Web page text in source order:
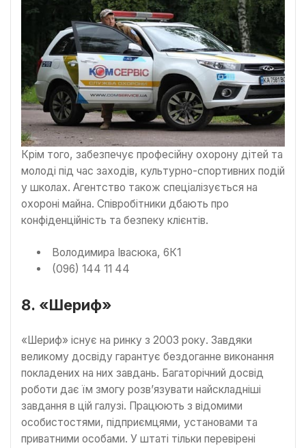
Крім того, забезпечує професійну охорону дітей та
молоді під час заходів, культурно-спортивних подій
у школах. Агентство також спеціалізується на
охороні майна. Співробітники дбають про
конфіденційність та безпеку клієнтів.
Володимира Івасюка, 6К1
(096) 144 11 44
8. «Шериф»
«Шериф» існує на ринку з 2003 року. Завдяки
великому досвіду гарантує бездоганне виконання
покладених на них завдань. Багаторічний досвід
роботи дає їм змогу розв’язувати найскладніші
завдання в цій галузі. Працюють з відомими
особистостями, підприємцями, установами та
приватними особами. У штаті тільки перевірені